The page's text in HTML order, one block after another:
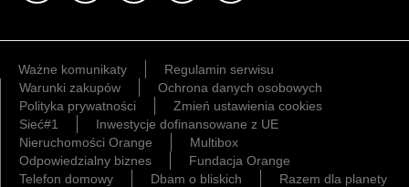
Ważne komunikaty
Regulamin serwisu
Warunki zakupów
Ochrona danych osobowych
Polityka prywatności
Zmień ustawienia cookies
Sieć#1
Inwestycje dofinansowane z UE
Nieruchomości Orange
Multibox
Odpowiedzialny biznes
Fundacja Orange
Telefon domowy
Dbam o bliskich Razem dla planety